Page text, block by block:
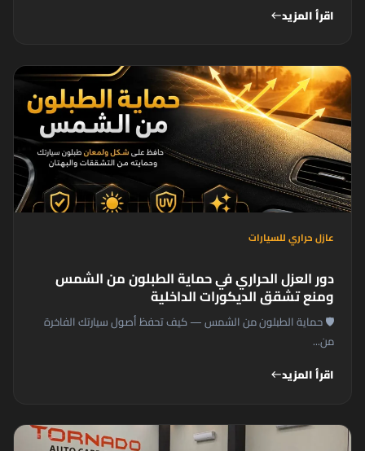
اقرأ المزيدwest
عازل حراري للسيارات
دور العزل الحراري في حماية الطبلون من الشمس
ومنع تشقق الديكورات الداخلية
🛡️ حماية الطبلون من الشمس — كيف تحفظ أصول سيارتك الفاخرة
من...
اقرأ المزيدwest